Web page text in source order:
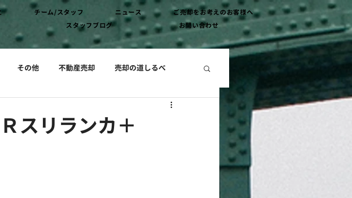
チーム/スタッフ ニュース
ご売却をお考えのお客様へ
スタッフブログ お問い合わせ
その他 不動産売却 売却の道しるべ
スリランカ＋